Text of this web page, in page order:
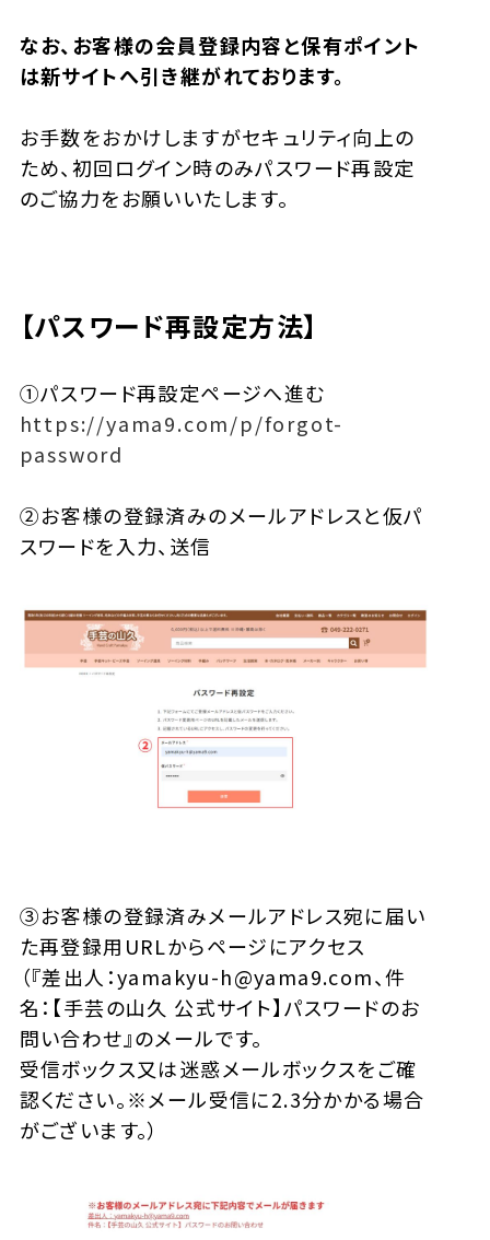
なお、お客様の会員登録内容と保有ポイント
は新サイトへ引き継がれております。
お手数をおかけしますがセキュリティ向上の
ため、初回ログイン時のみパスワード再設定
のご協力をお願いいたします。
【パスワード再設定方法】
①パスワード再設定ページへ進む
https://yama9.com/p/forgot-
password
②お客様の登録済みのメールアドレスと仮パ
スワードを入力、送信
③お客様の登録済みメールアドレス宛に届い
た再登録用URLからページにアクセス
（『差出人：yamakyu-h@yama9.com、件
名：【手芸の山久 公式サイト】パスワードのお
問い合わせ』のメールです。
受信ボックス又は迷惑メールボックスをご確
認ください。※メール受信に2.3分かかる場合
がございます。）